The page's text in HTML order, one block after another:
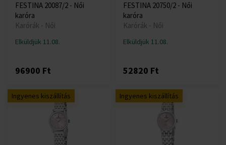
FESTINA 20087/2 - Női
karóra
Karórák - Női
Elküldjük 11.08.
96900 Ft
FESTINA 20750/2 - Női
karóra
Karórák - Női
Elküldjük 11.08.
52820 Ft
Ingyenes kiszállítás Ingyenes kiszállítás